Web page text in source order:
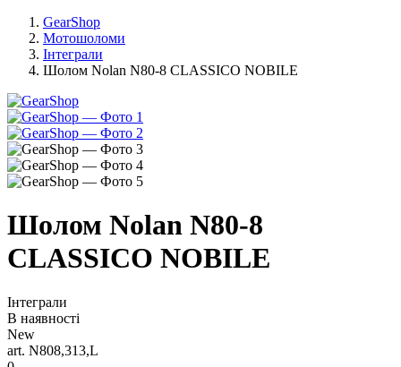
GearShop
Мотошоломи
Інтеграли
Шолом Nolan N80-8 CLASSICO NOBILE
Шолом Nolan N80-8
CLASSICO NOBILE
Інтеграли
В наявності
New
art. N808,313,L